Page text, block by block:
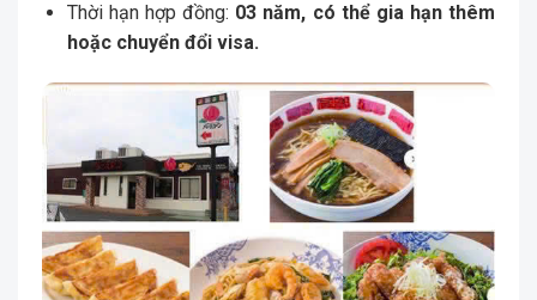
Thời hạn hợp đồng: 03 năm, có thể gia hạn thêm
hoặc chuyển đổi visa.